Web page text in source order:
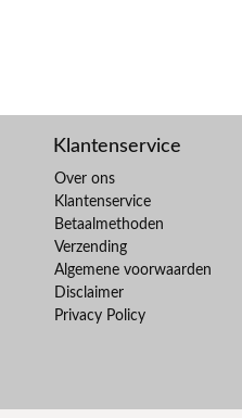
Klantenservice
Over ons
Klantenservice
Betaalmethoden
Verzending
Algemene voorwaarden
Disclaimer
Privacy Policy